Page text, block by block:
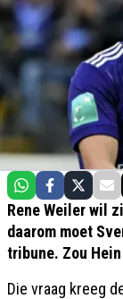
Rene Weiler wil
daarom moet
tribune. Zou
Die vraag kreeg